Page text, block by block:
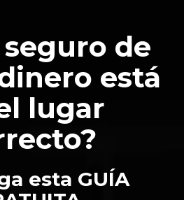
seguro de
está
lugar
esta GUÍA